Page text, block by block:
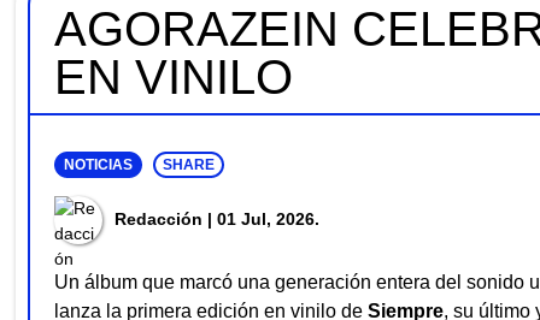
AGORAZEIN
EN VINILO
NOTICIAS SHARE
Redacción | 01 Jul, 2026.
Un álbum que marcó una generación entera del
lanza la primera edición en vinilo de Siempre, su último